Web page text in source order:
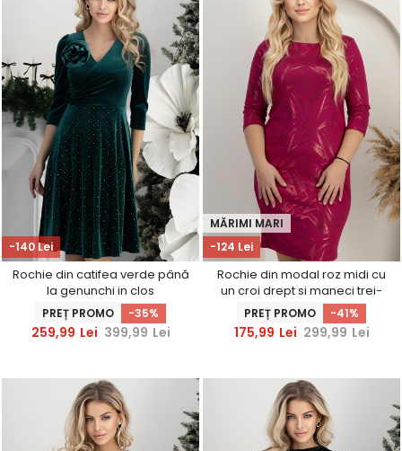
-140 Lei
Rochie din catifea verde până
la genunchi in clos
accesorizata cu brosa florala
- StarShinerS
PREȚ PROMO -35%
259,99 Lei 399,99 Lei
-124 Lei
MĂRIMI MARI
Rochie din modal roz midi cu
un croi drept si maneci trei-
sferturi - StarShinerS
PREȚ PROMO -41%
175,99 Lei 299,99 Lei